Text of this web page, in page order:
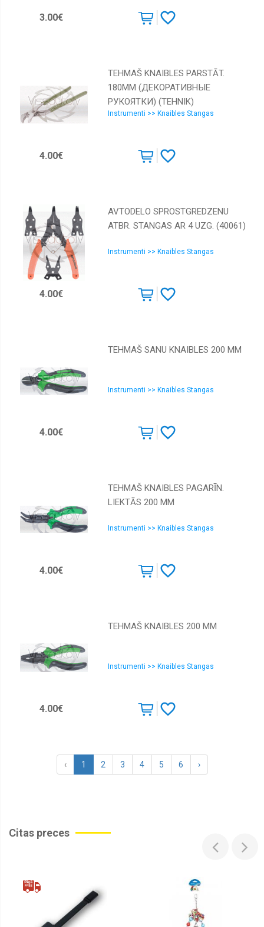
3.00€
TEHMAŠ KNAIBLES PARSTĀT.
180MM (ДЕКОРАТИВНЫЕ
РУКОЯТКИ) (TEHNIK)
Instrumenti >> Knaibles Stangas
4.00€
AVTODELO SPROSTGREDZENU
ATBR. STANGAS AR 4 UZG. (40061)
Instrumenti >> Knaibles Stangas
4.00€
TEHMAŠ SANU KNAIBLES 200 MM
Instrumenti >> Knaibles Stangas
4.00€
TEHMAŠ KNAIBLES PAGARĪN.
LIEKTĀS 200 MM
Instrumenti >> Knaibles Stangas
4.00€
TEHMAŠ KNAIBLES 200 MM
Instrumenti >> Knaibles Stangas
4.00€
‹ 1 2 3 4 5 6 ›
Citas preces